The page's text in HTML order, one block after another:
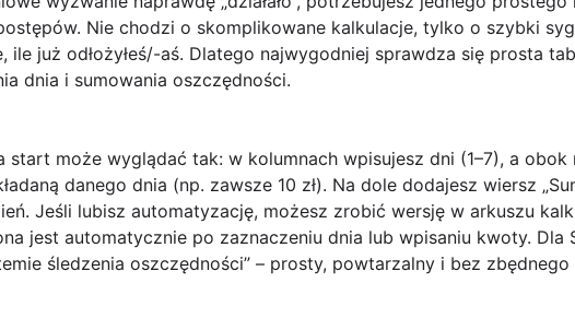
. Nie chodzi o skomplikowane kalkulacje, tylko o szybki
ile już odłożyłeś/-aś. Dlatego najwygodniej sprawdza się prosta
dnia i sumowania oszczędności.
start może wyglądać tak: w kolumnach wpisujesz dni (1–7), a obok
danego dnia (np. zawsze 10 zł). Na dole dodajesz wiersz
Jeśli lubisz automatyzację, możesz zrobić wersję w arkuszu
jest automatycznie po zaznaczeniu dnia lub wpisaniu kwoty.
śledzenia oszczędności” – prosty, powtarzalny i bez zbędnego